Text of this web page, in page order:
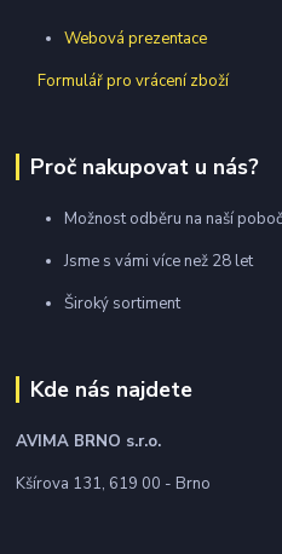
Webová prezentace
Formulář pro vrácení zboží
Proč nakupovat u nás?
Možnost odběru na naší
Jsme s vámi více než 28 let
Široký sortiment
Kde nás najdete
AVIMA BRNO s.r.o.
Kšírova 131, 619 00 - Brno